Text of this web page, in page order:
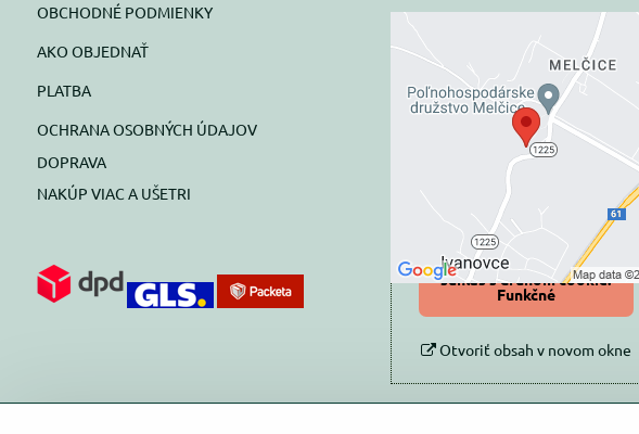
OBCHODNÉ PODMIENKY
AKO OBJEDNAŤ
PLATBA
OCHRANA OSOBNÝCH ÚDAJOV
DOPRAVA
NAKÚP VIAC A UŠETRI
Externý obsah je
blokovaný Voľbami
súkromia
Prajete si načítať externý obsah?
Povoliť tentokrát
Povoliť a zapamätať -
súhlas s druhom cookie:
Funkčné
Otvoriť obsah v novom okne